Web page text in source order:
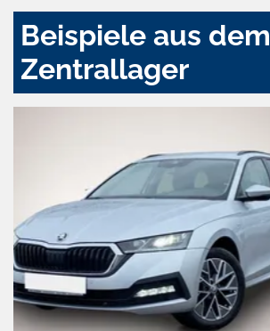
Beispiele aus dem
Zentrallager